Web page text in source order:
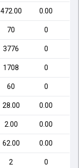
472.00 0.00
70 0
3776 0
1708 0
60 0
28.00 0.00
2.00 0.00
62.00 0.00
2 0